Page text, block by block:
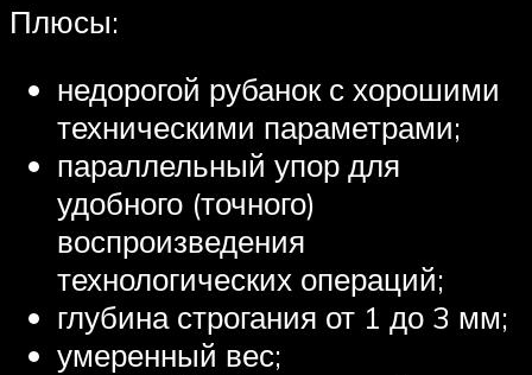
Плюсы:
недорогой рубанок с хорошими
техническими параметрами;
параллельный упор для
удобного (точного)
воспроизведения
технологических операций;
глубина строгания от 1 до 3 мм;
умеренный вес;